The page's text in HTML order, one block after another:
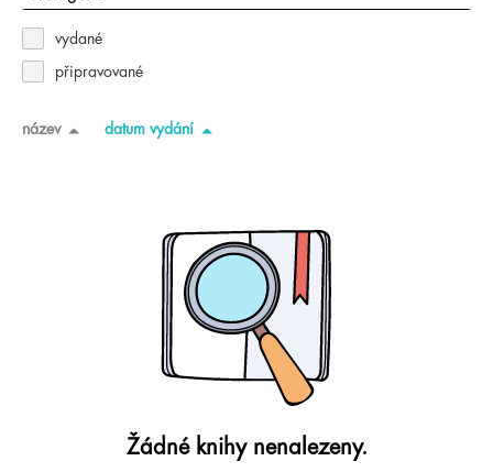
vydané
připravované
název datum vydání
Žádné knihy nenalezeny.